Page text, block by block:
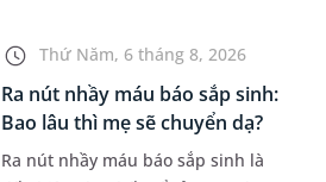
sinh sản. Mặc dù không phải
trường hợp nào cũng xuất hiệ...
Thứ Năm, 6 tháng 8, 2026
Ra nút nhầy máu báo sắp sinh:
Bao lâu thì mẹ sẽ chuyển dạ?
Ra nút nhầy máu báo sắp sinh là